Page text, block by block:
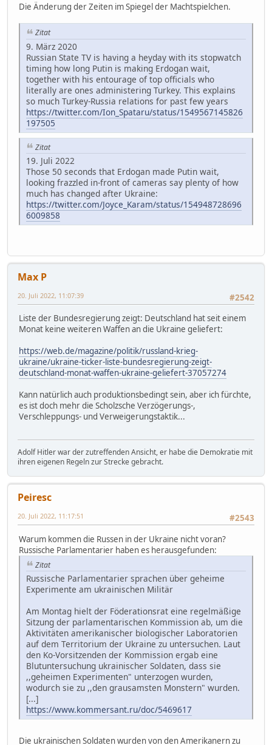
Die Änderung der Zeiten im Spiegel der Machtspielchen.
Zitat
9. März 2020
Russian State TV is having a heyday with its stopwatch
timing how long Putin is making Erdogan wait,
together with his entourage of top officials who
literally are ones administering Turkey. This explains
so much Turkey-Russia relations for past few years
https://twitter.com/Ion_Spataru/status/1549567145826
197505
Zitat
19. Juli 2022
Those 50 seconds that Erdogan made Putin wait,
looking frazzled in-front of cameras say plenty of how
much has changed after Ukraine:
https://twitter.com/Joyce_Karam/status/154948728696
6009858
Max P
#2542
20. Juli 2022, 11:07:39
Liste der Bundesregierung zeigt: Deutschland hat seit einem
Monat keine weiteren Waffen an die Ukraine geliefert:
https://web.de/magazine/politik/russland-krieg-
ukraine/ukraine-ticker-liste-bundesregierung-zeigt-
deutschland-monat-waffen-ukraine-geliefert-37057274
Kann natürlich auch produktionsbedingt sein, aber ich fürchte,
es ist doch mehr die Scholzsche Verzögerungs-,
Verschleppungs- und Verweigerungstaktik...
Adolf Hitler war der zutreffenden Ansicht, er habe die Demokratie mit
ihren eigenen Regeln zur Strecke gebracht.
Peiresc
#2543
20. Juli 2022, 11:17:51
Warum kommen die Russen in der Ukraine nicht voran?
Russische Parlamentarier haben es herausgefunden:
Zitat
Russische Parlamentarier sprachen über geheime
Experimente am ukrainischen Militär
Am Montag hielt der Föderationsrat eine regelmäßige
Sitzung der parlamentarischen Kommission ab, um die
Aktivitäten amerikanischer biologischer Laboratorien
auf dem Territorium der Ukraine zu untersuchen. Laut
den Ko-Vorsitzenden der Kommission ergab eine
Blutuntersuchung ukrainischer Soldaten, dass sie
,,geheimen Experimenten" unterzogen wurden,
wodurch sie zu ,,den grausamsten Monstern" wurden.
[...]
https://www.kommersant.ru/doc/5469617
Die ukrainischen Soldaten wurden von den Amerikanern zu